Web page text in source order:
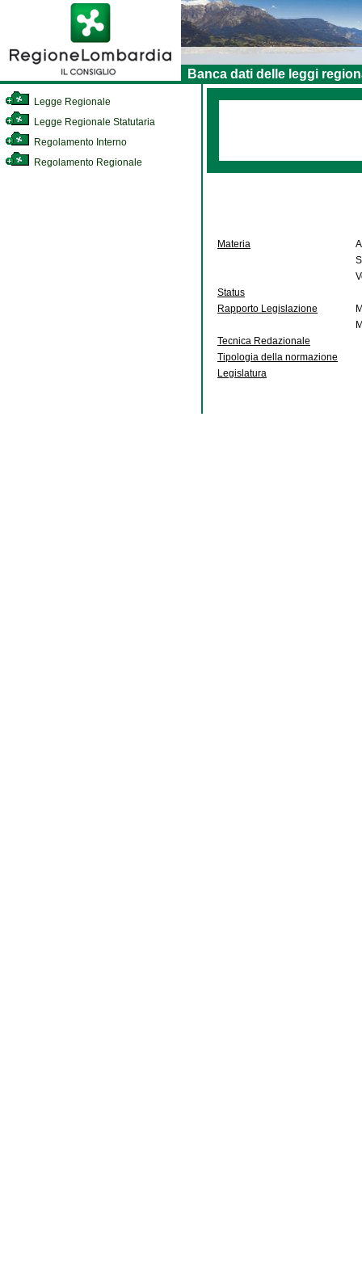
Banca dati delle leggi
Legge Regionale
Legge Regionale Statutaria
Regolamento Interno
Regolamento Regionale
Materia
Status
Rapporto Legislazione
Tecnica Redazionale
Tipologia della normazione
Legislatura